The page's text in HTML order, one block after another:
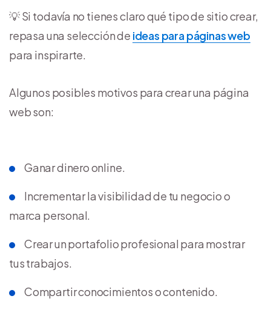
💡 Si todavía no tienes claro qué tipo de sitio crear,
repasa una selección de ideas para páginas web
para inspirarte.
Algunos posibles motivos para crear una página
web son:
Ganar dinero online.
Incrementar la visibilidad de tu negocio o
marca personal.
Crear un portafolio profesional para mostrar
tus trabajos.
Compartir conocimientos o contenido.